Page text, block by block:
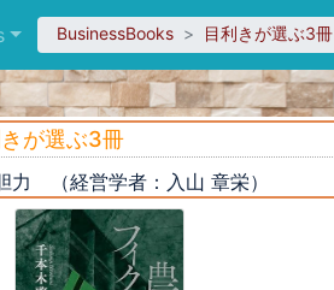
BusinessBooks 目利きが選ぶ3冊
が選ぶ3冊
力 （経営学者：入山 章栄）